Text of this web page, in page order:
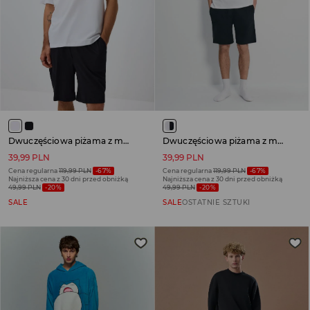
Dwuczęściowa piżama z motywem samochodu
39,99 PLN
Cena regularna119,99 PLN -67%
Najniższa cena z 30 dni przed obniżką
49,99 PLN -20%
SALE
Dwuczęściowa piżama z motywem South Park
39,99 PLN
Cena regularna119,99 PLN -67%
Najniższa cena z 30 dni przed obniżką
49,99 PLN -20%
SALEOSTATNIE SZTUKI